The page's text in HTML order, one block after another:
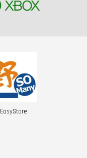
EasyStore